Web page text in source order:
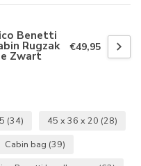
Benetti
Rugzak
Zwart
€49,95
(34) 45 x 36 x 20 (28)
Cabin bag (39)